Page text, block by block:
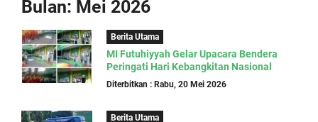
Bulan: Mei 2026
Berita Utama
MI Futuhiyyah Gelar Upacara Bendera
Peringati Hari Kebangkitan Nasional
Diterbitkan : Rabu, 20 Mei 2026
Berita Utama